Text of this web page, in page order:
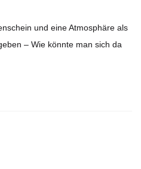
und eine Atmosphäre als
– Wie könnte man sich da